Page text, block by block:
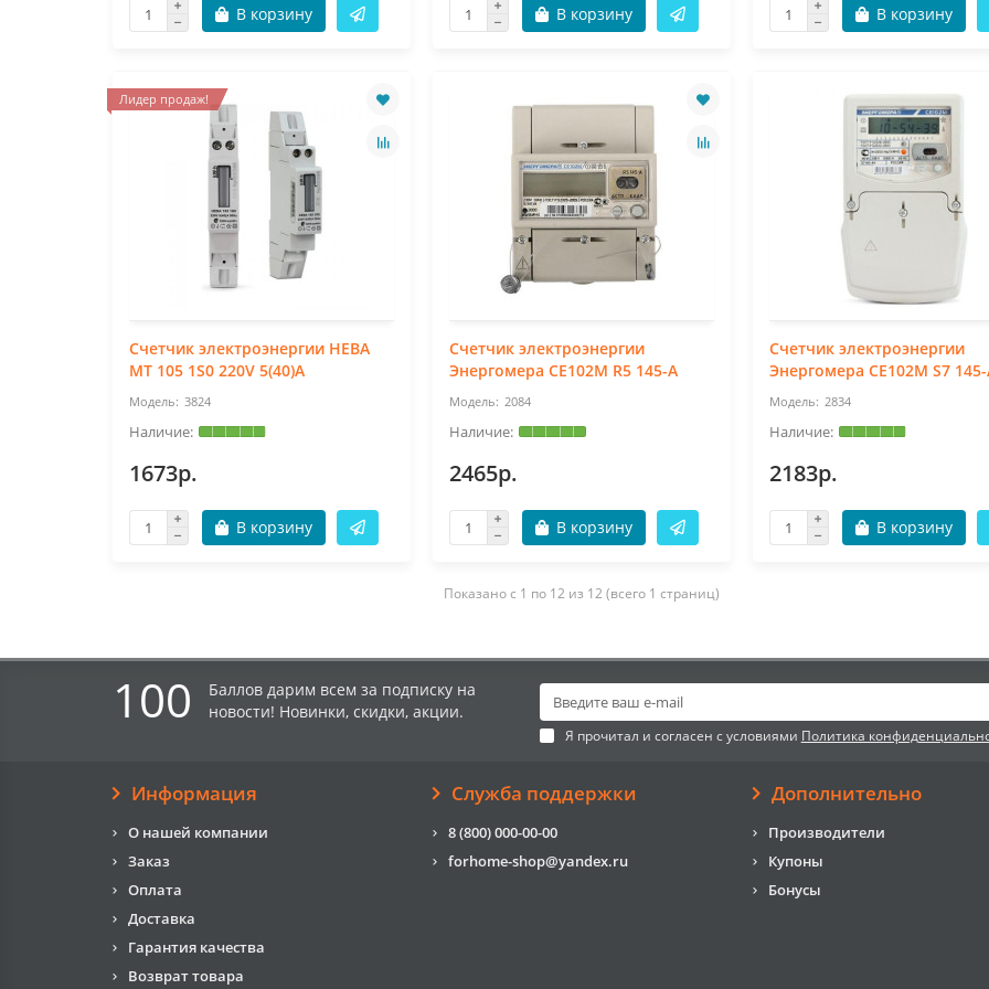
В корзину В корзину В корзину
Лидер продаж!
Счетчик электроэнергии НЕВА
МТ 105 1S0 220V 5(40)A
3824
1673р.
В корзину
Счетчик электроэнергии
Энергомера CE102M R5 145-A
2084
2465р.
В корзину
Счетчик электроэнергии
Энергомера CE102M S7 145-
2834
2183р.
В корзину
Показано с 1 по 12 из 12 (всего 1 страниц)
100
Баллов дарим всем за подписку на
новости! Новинки, скидки, акции.
Я прочитал и согласен с условиями Политика
Информация
О нашей компании
Заказ
Оплата
Доставка
Гарантия качества
Возврат товара
Служба поддержки
8 (800) 000-00-00
forhome-shop@yandex.ru
Дополнительно
Производители
Купоны
Бонусы